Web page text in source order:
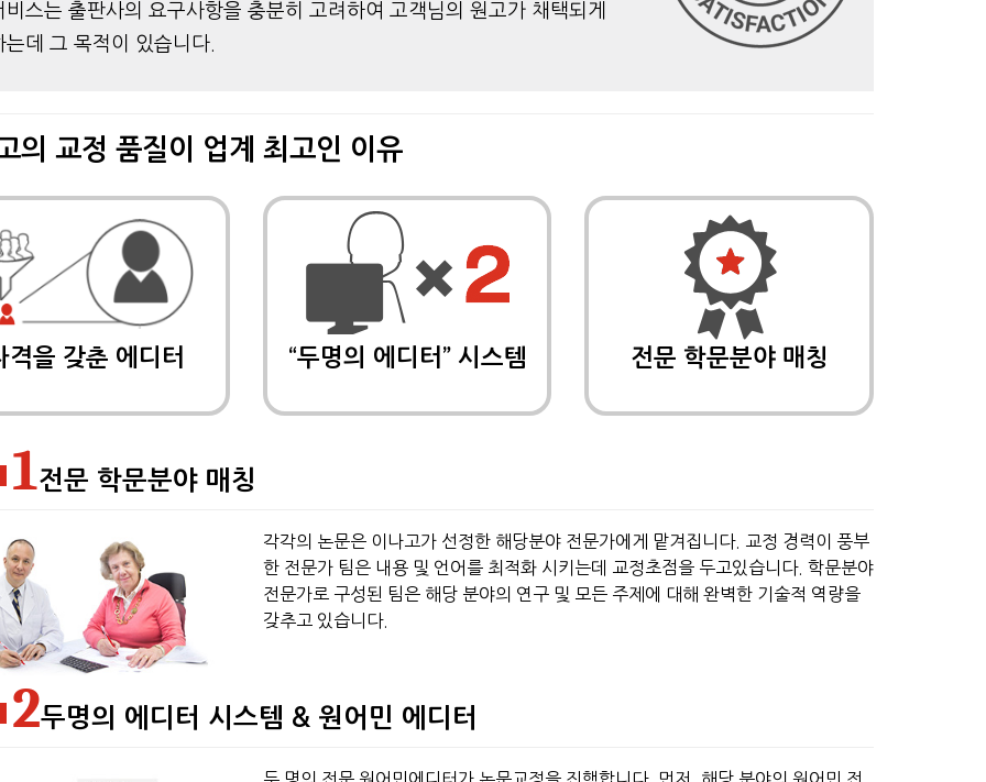
비스는 출판사의 요구사항을 충분히 고려하여 고객님의 원고가 채택되게
는데 그 목적이 있습니다.
의 교정 품질이 업계 최고인 이유
격을 갖춘 에디터 “두명의 에디터” 시스템 전문 학문분야 매칭
1전문 학문분야 매칭
각각의 논문은 이나고가 선정한 해당분야 전문가에게 맡겨집니다. 교정 경력이 풍부
한 전문가 팀은 내용 및 언어를 최적화 시키는데 교정초점을 두고있습니다. 학문분야
전문가로 구성된 팀은 해당 분야의 연구 및 모든 주제에 대해 완벽한 기술적 역량을
갖추고 있습니다.
2두명의 에디터 시스템 & 원어민 에디터